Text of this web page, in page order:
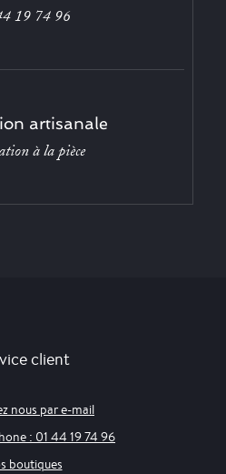
19 74 96
artisanale
à la pièce
client
nous par e-mail
: 01 44 19 74 96
boutiques